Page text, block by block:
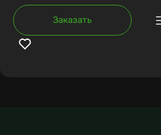
Заказать